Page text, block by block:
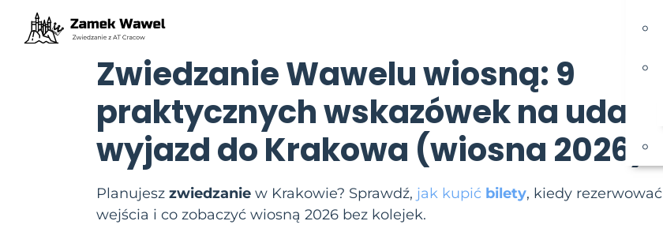
Zwiedzanie Wawelu wiosną: 9
praktycznych wskazówek na udany
wyjazd do Krakowa (wiosna 2026)
Planujesz zwiedzanie w Krakowie? Sprawdź, jak kupić bilety, kiedy rezerwować
wejścia i co zobaczyć wiosną 2026 bez kolejek.